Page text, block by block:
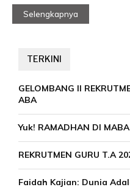
Selengkapnya
TERKINI
GELOMBANG II
ABA
Yuk! RAMADHAN DI
REKRUTMEN GURU T.A
Faidah Kajian: Dunia